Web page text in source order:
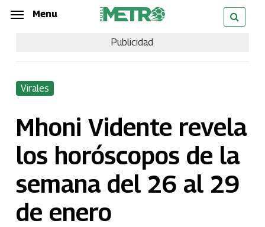
Skip
content
Menu
Publicidad
Virales
Mhoni Vidente revela
los horóscopos de la
semana del 26 al 29
de enero
Menu